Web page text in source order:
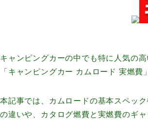
キャンピングカーの中でも特に人気の
「キャンピングカー カムロード 実燃
本記事では、カムロードの基本スペッ
の違いや、カタログ燃費と実燃費のギ